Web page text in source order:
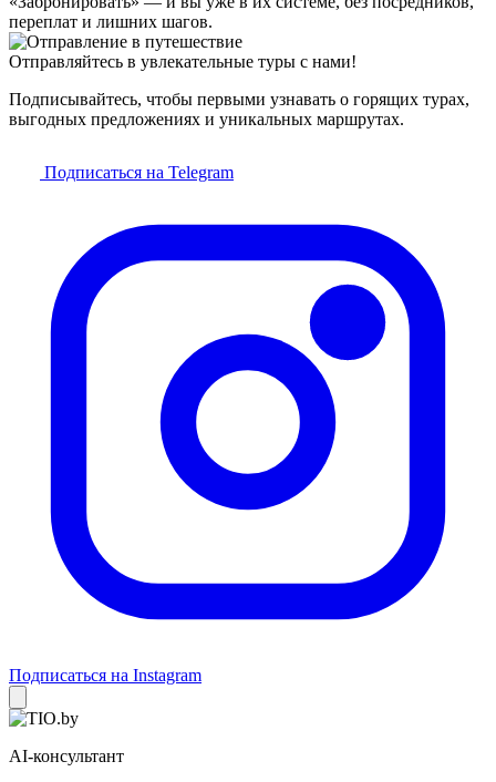
переплат и лишних шагов.
Отправляйтесь в увлекательные туры с нами!
Подписывайтесь, чтобы первыми узнавать о горящих турах,
выгодных предложениях и уникальных маршрутах.
Подписаться на Telegram
Подписаться на Instagram
AI-консультант